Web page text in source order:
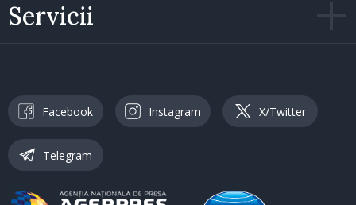
Servicii
Facebook Instagram X/Twitter
Telegram